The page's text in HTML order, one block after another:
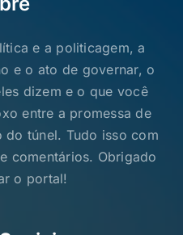
e a politicagem, a
e o ato de governar, o
dizem e o que você
entre a promessa de
do túnel. Tudo isso com
comentários. Obrigado
o portal!